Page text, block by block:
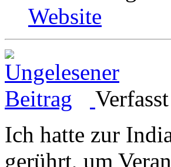
Website
Ich hatte zur
gerührt, um